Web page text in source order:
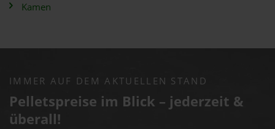
Kamen
IMMER AUF DEM AKTUELLEN STAND
Pelletspreise im Blick – jederzeit &
überall!